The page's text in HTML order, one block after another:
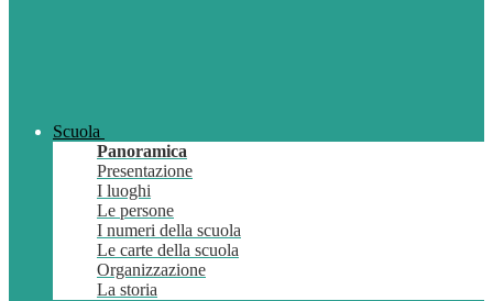
Scuola
Panoramica
Presentazione
I luoghi
Le persone
I numeri della scuola
Le carte della scuola
Organizzazione
La storia